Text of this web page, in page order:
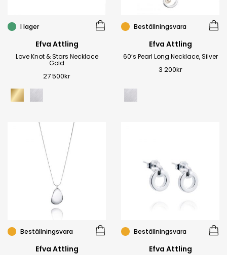
I lager
Efva Attling
Love Knot & Stars Necklace
Gold
27 500kr
Beställningsvara
Efva Attling
60’s Pearl Long Necklace, Silver
3 200kr
Beställningsvara
Efva Attling
Beställningsvara
Efva Attling